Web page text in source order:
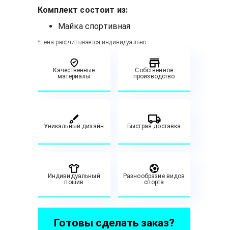
Комплект состоит из:
Майка спортивная
*Цена рассчитывается индивидуально
Качественные
материалы
Собственное
производство
Уникальный дизайн Быстрая доставка
Индивидуальный
пошив
Разнообразие видов
спорта
Готовы сделать заказ?